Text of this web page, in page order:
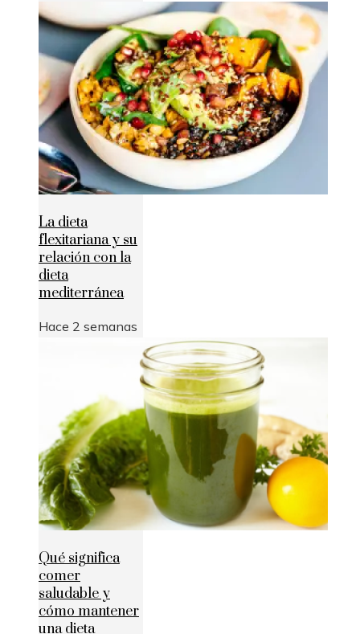
La dieta
flexitariana y su
relación con la
dieta
mediterránea
Hace 2 semanas
Qué significa
comer
saludable y
cómo mantener
una dieta